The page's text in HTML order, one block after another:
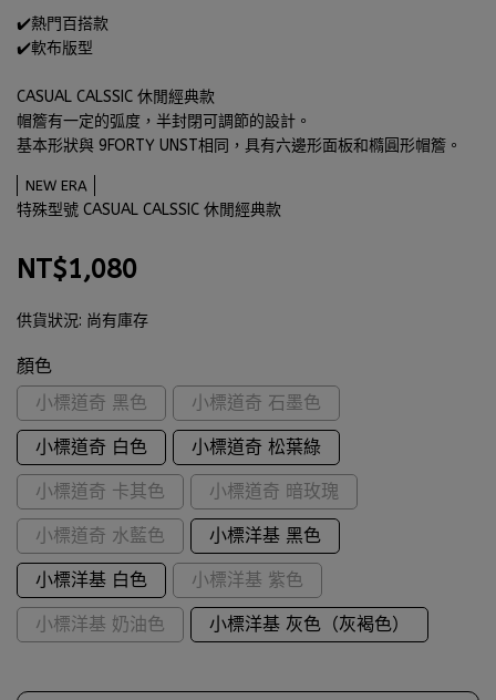
✔️熱門百搭款
✔️軟布版型
CASUAL CALSSIC 休閒經典款
帽簷有一定的弧度，半封閉可調節的設計。
基本形狀與 9FORTY UNST相同，具有六邊形面板和橢圓形帽簷。
NEW ERA
特殊型號 CASUAL CALSSIC 休閒經典款
NT$1,080
供貨狀況: 尚有庫存
顏色
小標道奇 黑色
小標道奇 石墨色
小標道奇 白色 小標道奇 松葉綠
小標道奇 卡其色 小標道奇 暗玫瑰
小標道奇 水藍色 小標洋基 黑色
小標洋基 白色 小標洋基 紫色
小標洋基 奶油色 小標洋基 灰色（灰褐色）